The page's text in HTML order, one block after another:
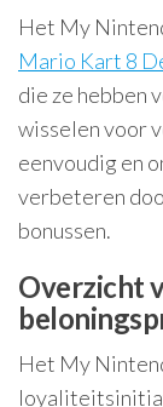
Het My
Mario Kart 8
die ze hebben
wisselen voor
eenvoudig en
verbeteren
bonussen.
Overzicht
Het My